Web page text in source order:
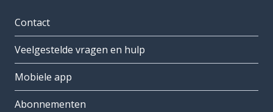
Contact
Veelgestelde vragen en hulp
Mobiele app
Abonnementen